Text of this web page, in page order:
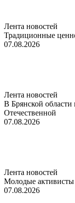
Лента новостей
Традиционные
07.08.2026
Лента новостей
В Брянской области
Отечественной
07.08.2026
Лента новостей
Молодые
07.08.2026